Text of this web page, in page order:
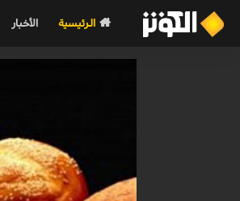
الرئيسية الأخبار